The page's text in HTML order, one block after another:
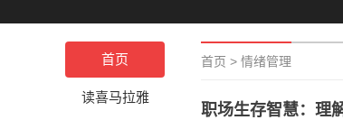
首页
读喜马拉雅
首页 > 情绪管理
职场生存智慧：理